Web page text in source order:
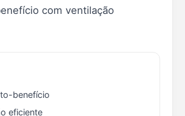
com ventilação
benefício
eficiente